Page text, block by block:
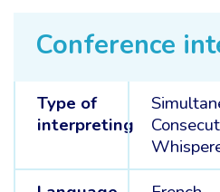
Conference
Type of
interpreting